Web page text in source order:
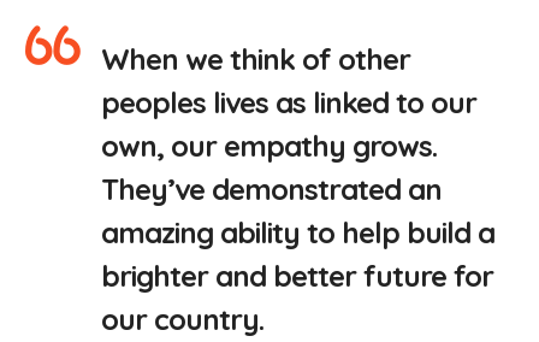
When we think of other
peoples lives as linked to our
own, our empathy grows.
They’ve demonstrated an
amazing ability to help build a
brighter and better future for
our country.